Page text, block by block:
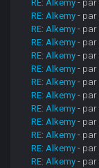
RE: Alkemy - par
RE: Alkemy - par
RE: Alkemy - par
RE: Alkemy - par
RE: Alkemy - par
RE: Alkemy - par
RE: Alkemy - par
RE: Alkemy - par
RE: Alkemy - par
RE: Alkemy - par
RE: Alkemy - par
RE: Alkemy - par
RE: Alkemy - par